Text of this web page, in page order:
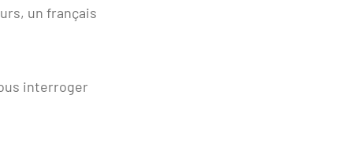
un français
interroger